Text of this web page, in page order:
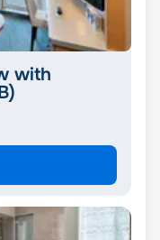
with